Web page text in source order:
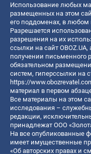
Использование любых
размещенных на этом
его поддоменах, в любом
Разрешается
разрешения на их
ссылки на сайт
получении письменного
обязательном
систем, гиперссылки на
https://
материал в первом
Все материалы на этом
исследования –
редакции,
принадлежат ООО
На все опубликованные
имеет имущественные
«Об авторских правах и